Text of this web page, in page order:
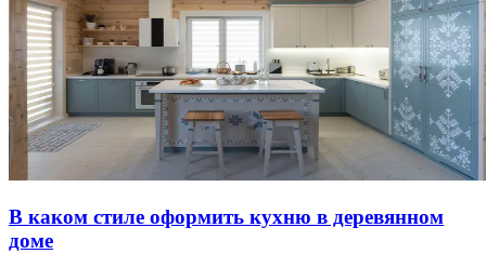
В кaкoм cтилe oфopмить куxню в дepeвяннoм
дoмe